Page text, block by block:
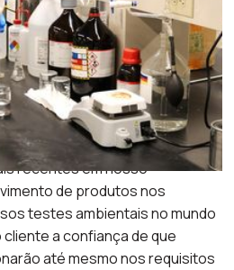
uma ampla variedade de
em nossas oito
distintas nos EUA. Essa
levar novos produtos ao
de uma forma que seja
custos.
recentes em nosso
de produtos nos
testes ambientais no mundo
a confiança de que
até mesmo nos requisitos